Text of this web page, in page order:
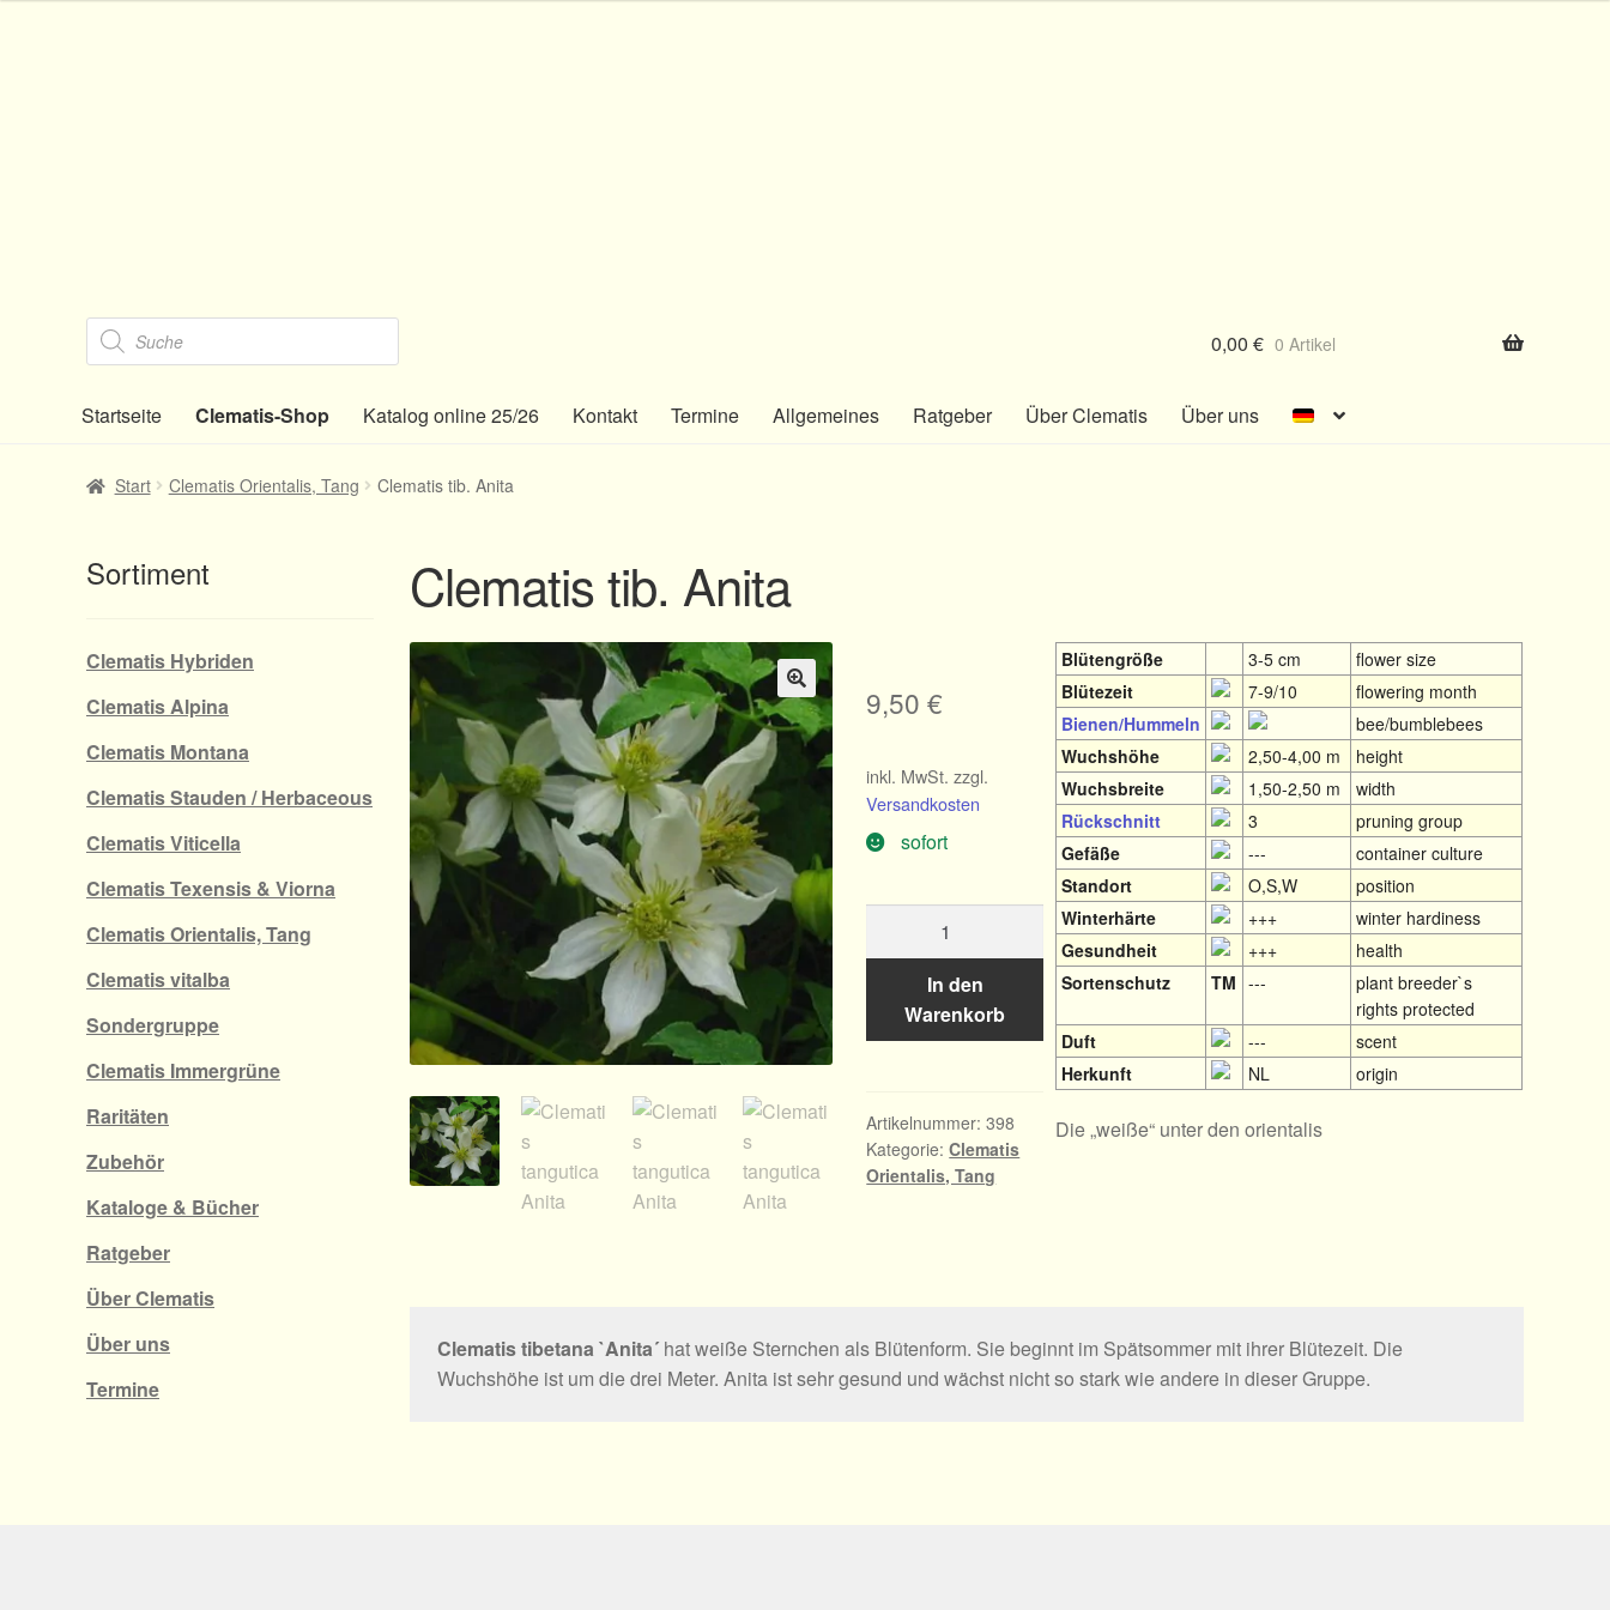
Products
search 0,00€ 0 Artikel
Startseite Clematis-Shop Katalog online 25/26 Kontakt Termine Allgemeines Ratgeber Über Clematis Über uns
Start Clematis Orientalis, Tang Clematis tib. Anita
Clematis tib. Anita
🔍 9,50€
inkl. MwSt. zzgl.
Versandkosten
sofort
Menge
In den
Warenkorb
Artikelnummer:398
Kategorie:Clematis
Orientalis, Tang
Blütengröße 3-5 cm
flower size
Blütezeit
7-9/10
flowering month
Bienen/Hummeln
bee/bumblebees
Wuchshöhe
2,50-4,00 m
height
Wuchsbreite
1,50-2,50 m
width
Rückschnitt
3
pruning group
Gefäße
---
container culture
Standort
O,S,W
position
Winterhärte
+++
winter hardiness
Gesundheit
+++
health
Sortenschutz
TM ---
plant breeder`s
rights protected
Duft
---
scent
Herkunft
NL origin
Die „weiße“ unter den orientalis
Clematis tibetana `Anita´hat weiße Sternchen als Blütenform. Sie beginnt im Spätsommer mit ihrer Blütezeit. Die
Wuchshöhe ist um die drei Meter. Anita ist sehr gesund und wächst nicht so stark wie andere in dieser Gruppe.
Sortiment
Clematis Hybriden
Clematis Alpina
Clematis Montana
Clematis Stauden / Herbaceous
Clematis Viticella
Clematis Texensis & Viorna
Clematis Orientalis, Tang
Clematis vitalba
Sondergruppe
Clematis Immergrüne
Raritäten
Zubehör
Kataloge & Bücher
Ratgeber
Über Clematis
Über uns
Termine